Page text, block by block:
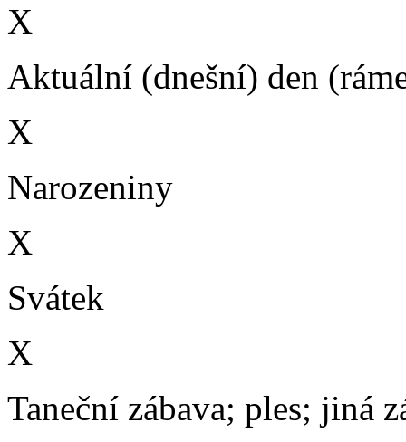
X
Aktuální (dnešní) den
X
Narozeniny
X
Svátek
X
Taneční zábava; ples; jiná